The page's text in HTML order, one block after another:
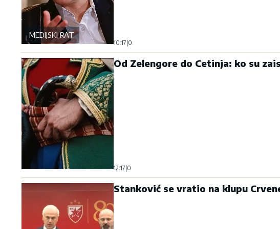
MEDIJSKI RAT
10:17 0
Od Zelengore do Cetinja: ko su
12:17 0
Stanković se vratio na klupu